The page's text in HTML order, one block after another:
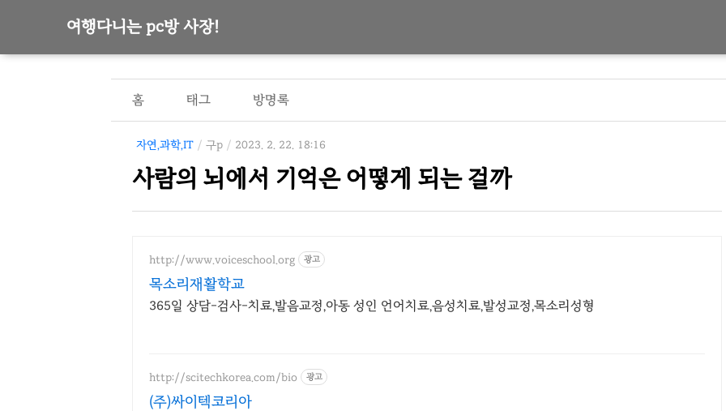
여행다니는 pc방 사장!
홈 태그 방명록
자연,과학,IT /구p / 2023. 2. 22. 18:16
사람의 뇌에서 기억은 어떻게 되는 걸까
http://www.voiceschool.org 광고
목소리재활학교
365일 상담-검사-치료,발음교정,아동 성인 언어치료,음성치료,발성교정,목소리성형
http://scitechkorea.com/bio 광고
(주)싸이텍코리아